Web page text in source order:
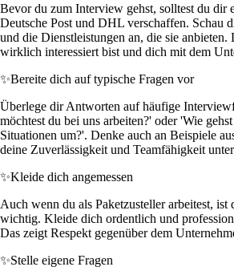
Bevor du zum Interview gehst, solltest du dir
Deutsche Post und DHL verschaffen. Schau
und die Dienstleistungen an, die sie anbieten.
wirklich interessiert bist und dich mit dem
✨Bereite dich auf typische Fragen vor
Überlege dir Antworten auf häufige
möchtest du bei uns arbeiten?' oder 'Wie
Situationen um?'. Denke auch an Beispiele
deine Zuverlässigkeit und Teamfähigkeit
✨Kleide dich angemessen
Auch wenn du als Paketzusteller arbeitest, ist
wichtig. Kleide dich ordentlich und
Das zeigt Respekt gegenüber dem
✨Stelle eigene Fragen